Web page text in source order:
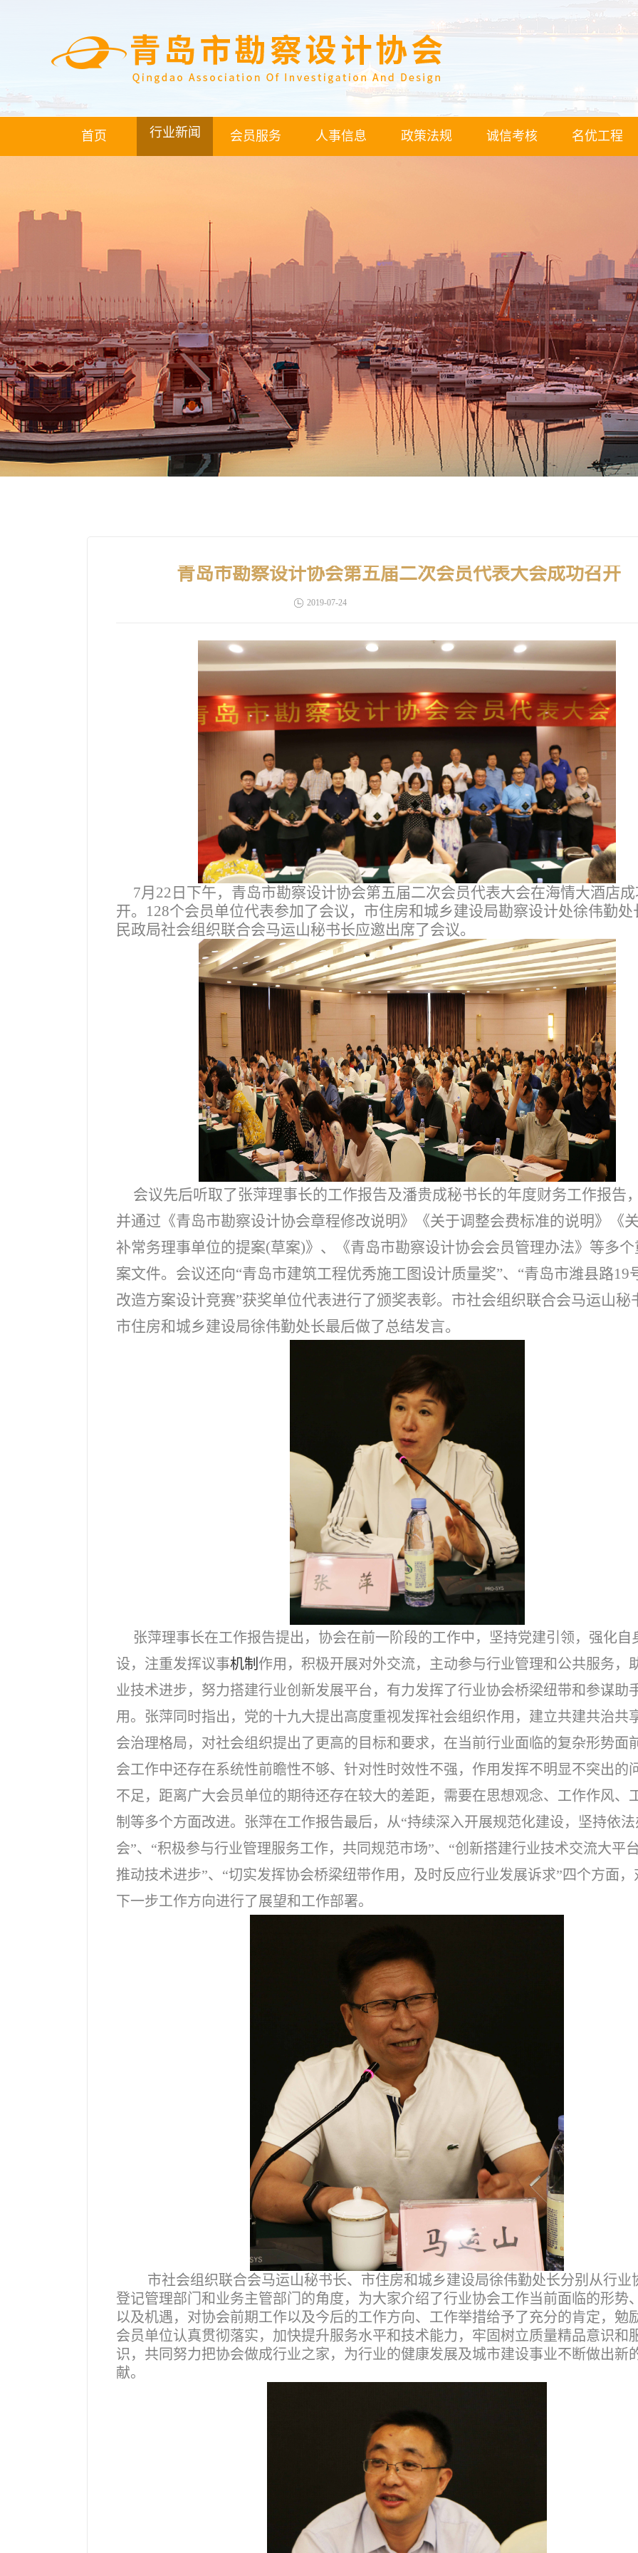
首页 行业新闻 会员服务 人事信息 政策法规 诚信考核 名优工程
青岛市勘察设计协会第五届二次会员代表大会成功召开
2019-07-24
7月22日下午，青岛市勘察设计协会第五届二次会员代表大会在海情大酒店
开。128个会员单位代表参加了会议，市住房和城乡建设局勘察设计处徐伟勤处
民政局社会组织联合会马运山秘书长应邀出席了会议。
会议先后听取了张萍理事长的工作报告及潘贵成秘书长的年度财务工作报告
并通过《青岛市勘察设计协会章程修改说明》《关于调整会费标准的说明》《
补常务理事单位的提案(草案)》、《青岛市勘察设计协会会员管理办法》等多
案文件。会议还向“青岛市建筑工程优秀施工图设计质量奖”、“青岛市潍县路19
改造方案设计竞赛”获奖单位代表进行了颁奖表彰。市社会组织联合会马运山秘
市住房和城乡建设局徐伟勤处长最后做了总结发言。
张萍理事长在工作报告提出，协会在前一阶段的工作中，坚持党建引领，强化自
设，注重发挥议事机制 作用，积极开展对外交流，主动参与行业管理和公共服务，
业技术进步，努力搭建行业创新发展平台，有力发挥了行业协会桥梁纽带和参谋助
用。张萍同时指出，党的十九大提出高度重视发挥社会组织作用，建立共建共治共
会治理格局，对社会组织提出了更高的目标和要求，在当前行业面临的复杂形势面
会工作中还存在系统性前瞻性不够、针对性时效性不强，作用发挥不明显不突出的
不足，距离广大会员单位的期待还存在较大的差距，需要在思想观念、工作作风、
制等多个方面改进。张萍在工作报告最后，从“持续深入开展规范化建设，坚持依法
会”、“积极参与行业管理服务工作，共同规范市场”、“创新搭建行业技术交流大平
推动技术进步”、“切实发挥协会桥梁纽带作用，及时反应行业发展诉求”四个方面，
下一步工作方向进行了展望和工作部署。
市社会组织联合会马运山秘书长、市住房和城乡建设局徐伟勤处长分别从行业
登记管理部门和业务主管部门的角度，为大家介绍了行业协会工作当前面临的形势
以及机遇，对协会前期工作以及今后的工作方向、工作举措给予了充分的肯定，勉
会员单位认真贯彻落实，加快提升服务水平和技术能力，牢固树立质量精品意识和
识，共同努力把协会做成行业之家，为行业的健康发展及城市建设事业不断做出新
献。